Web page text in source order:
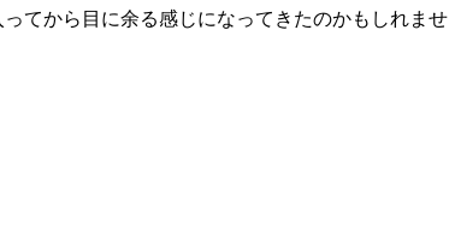
てから目に余る感じになってきたのかもしれませ